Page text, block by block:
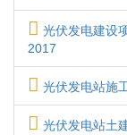
光伏发电建设
2017
光伏发电站施
光伏发电站土